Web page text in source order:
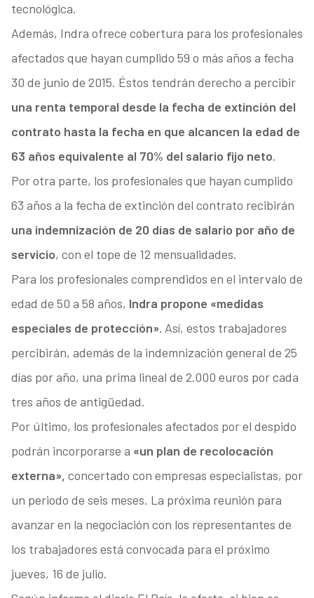
tecnológica.
Además, Indra ofrece cobertura para los profesionales
afectados que hayan cumplido 59 o más años a fecha
30 de junio de 2015. Éstos tendrán derecho a percibir
una renta temporal desde la fecha de extinción del
contrato hasta la fecha en que alcancen la edad de
63 años equivalente al 70% del salario fijo neto.
Por otra parte, los profesionales que hayan cumplido
63 años a la fecha de extinción del contrato recibirán
una indemnización de 20 días de salario por año de
servicio, con el tope de 12 mensualidades.
Para los profesionales comprendidos en el intervalo de
edad de 50 a 58 años, Indra propone «medidas
especiales de protección». Así, estos trabajadores
percibirán, además de la indemnización general de 25
días por año, una prima lineal de 2.000 euros por cada
tres años de antigüedad.
Por último, los profesionales afectados por el despido
podrán incorporarse a «un plan de recolocación
externa», concertado con empresas especialistas, por
un periodo de seis meses. La próxima reunión para
avanzar en la negociación con los representantes de
los trabajadores está convocada para el próximo
jueves, 16 de julio.